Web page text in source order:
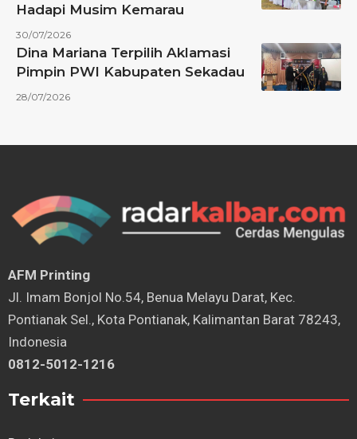
Hadapi Musim Kemarau
30/07/2026
Dina Mariana Terpilih Aklamasi
Pimpin PWI Kabupaten Sekadau
28/07/2026
AFM Printing
⁠Jl. Imam Bonjol No.54, Benua Melayu Darat, Kec.
Pontianak Sel., Kota Pontianak, Kalimantan Barat 78243,
Indonesia
0812-5012-1216
Terkait